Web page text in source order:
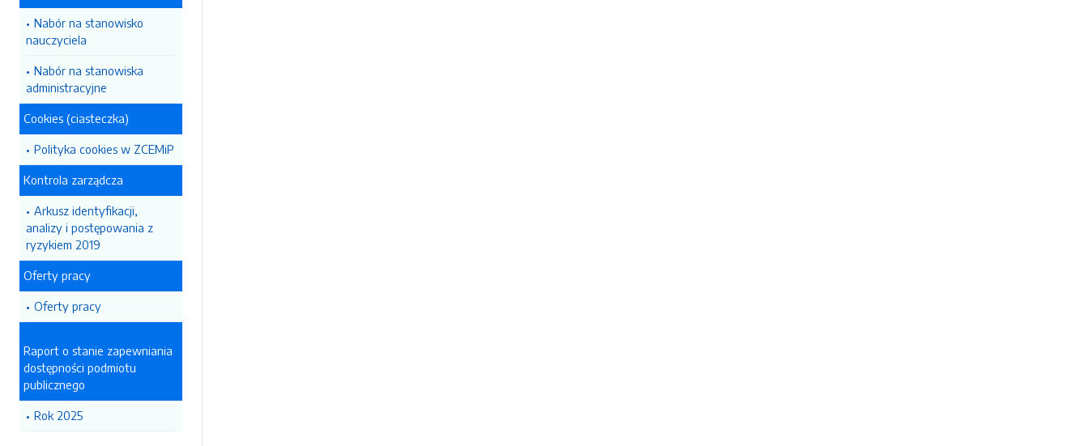
Nabór na stanowisko
nauczyciela
Nabór na stanowiska
administracyjne
Cookies (ciasteczka)
Polityka cookies w ZCEMiP
Kontrola zarządcza
Arkusz identyfikacji,
analizy i postępowania z
ryzykiem 2019
Oferty pracy
Oferty pracy
Raport o stanie zapewniania
dostępności podmiotu
publicznego
Rok 2025